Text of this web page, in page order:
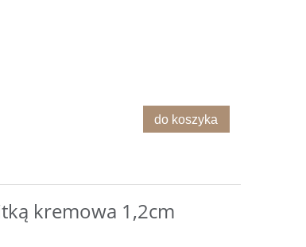
do koszyka
kremowa 1,2cm